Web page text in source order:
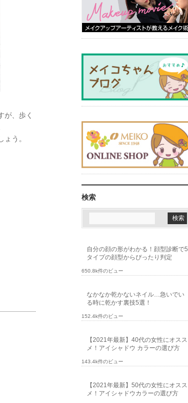
が、歩く
う。
検索
自分の顔の形がわかる！顔型診断で5
タイプの顔型からぴったり判定
650.8k件のビュー
なかなか乾かないネイル…急いでい
る時に乾かす裏技5選！
152.4k件のビュー
【2021年最新】40代の女性にオスス
メ！アイシャドウ カラーの選び方
143.4k件のビュー
【2021年最新】50代の女性にオスス
メ！アイシャドウカラーの選び方